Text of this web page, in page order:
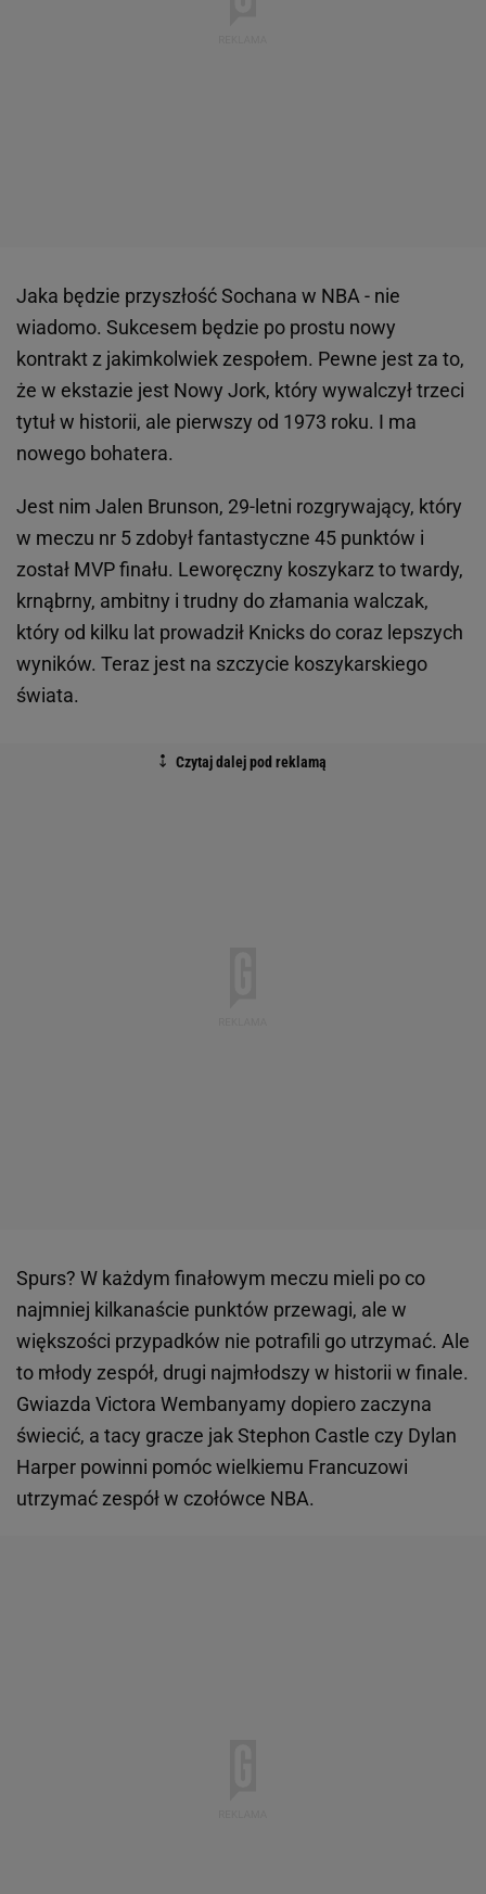
Jaka będzie przyszłość Sochana w NBA - nie
wiadomo. Sukcesem będzie po prostu nowy
kontrakt z jakimkolwiek zespołem. Pewne jest za to,
że w ekstazie jest Nowy Jork, który wywalczył trzeci
tytuł w historii, ale pierwszy od 1973 roku. I ma
nowego bohatera.
Jest nim Jalen Brunson, 29-letni rozgrywający, który
w meczu nr 5 zdobył fantastyczne 45 punktów i
został MVP finału. Leworęczny koszykarz to twardy,
krnąbrny, ambitny i trudny do złamania walczak,
który od kilku lat prowadził Knicks do coraz lepszych
wyników. Teraz jest na szczycie koszykarskiego
świata.
Spurs? W każdym finałowym meczu mieli po co
najmniej kilkanaście punktów przewagi, ale w
większości przypadków nie potrafili go utrzymać. Ale
to młody zespół, drugi najmłodszy w historii w finale.
Gwiazda Victora Wembanyamy dopiero zaczyna
świecić, a tacy gracze jak Stephon Castle czy Dylan
Harper powinni pomóc wielkiemu Francuzowi
utrzymać zespół w czołówce NBA.